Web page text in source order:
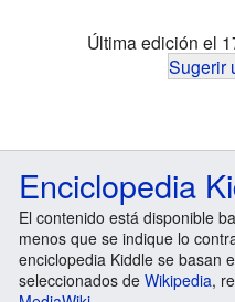
Última edición el
Sugerir
Enciclopedia
El contenido está disponible
menos que se indique lo
enciclopedia Kiddle se basan
seleccionados de Wikipedia,